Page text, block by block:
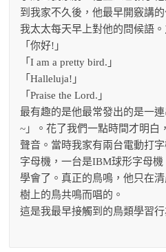
到我家不久後，他最早開竅講
我太太每天早上對他的問候語
「你好!」
「I am a pretty bird.」
「Halleluja!」
「Praise the Lord.」
最有趣的是他最常發出的是一
~」。花了我們一點時間才明白
聲音。當時我家有兩台電動打
字母機，一台是IBM球形字母
學會了。真正的鳥鳴，他只在
樹上的鳥共鳴而唱的。
這是我最早接觸到的鳥類學習行